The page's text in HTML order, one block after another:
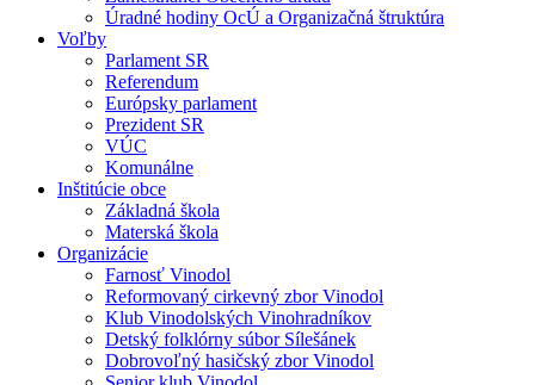
Úradné hodiny OcÚ a Organizačná štruktúra
Voľby
Parlament SR
Referendum
Európsky parlament
Prezident SR
VÚC
Komunálne
Inštitúcie obce
Základná škola
Materská škola
Organizácie
Farnosť Vinodol
Reformovaný cirkevný zbor Vinodol
Klub Vinodolských Vinohradníkov
Detský folklórny súbor Sílešánek
Dobrovoľný hasičský zbor Vinodol